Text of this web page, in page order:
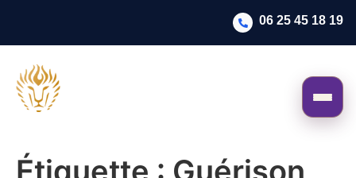
06 25 45 18 19